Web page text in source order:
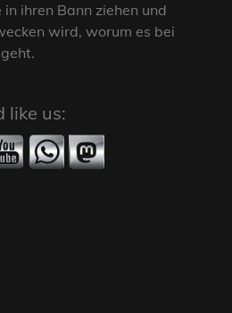
ihren Bann ziehen und
wird, worum es bei
like us: